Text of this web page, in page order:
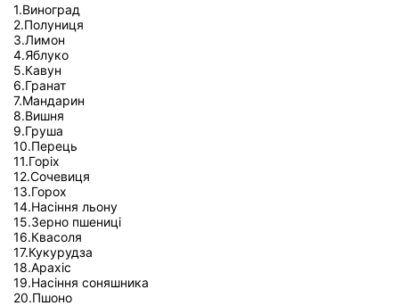
1.Виноград
2.Полуниця
3.Лимон
4.Яблуко
5.Кавун
6.Гранат
7.Мандарин
8.Вишня
9.Груша
10.Перець
11.Горіх
12.Сочевиця
13.Горох
14.Насіння льону
15.Зерно пшениці
16.Квасоля
17.Кукурудза
18.Арахіс
19.Насіння соняшника
20.Пшоно